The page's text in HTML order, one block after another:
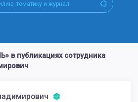
в публикациях сотрудника